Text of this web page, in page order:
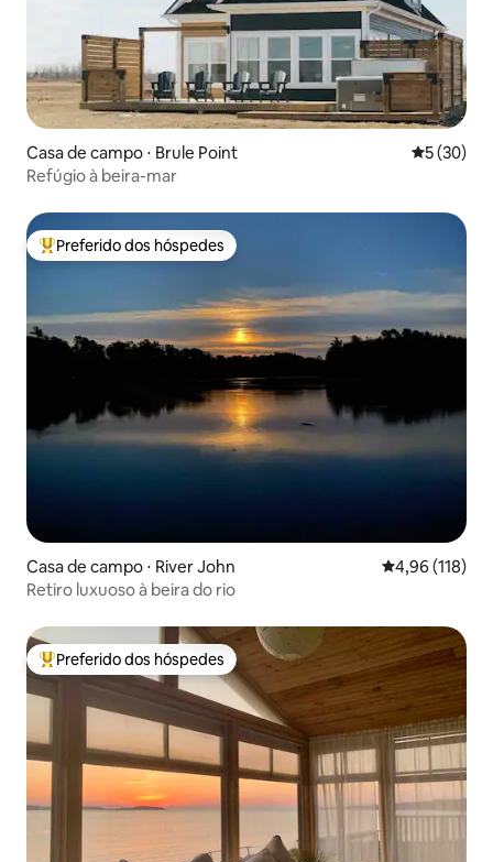
Casa de campo ⋅ Brule Point 5 de uma
5 (30)
Refúgio à beira-mar
Entre os melhores preferidos dos hóspedes
Preferido dos hóspedes
Casa de campo ⋅ River John 4,96 de uma
4,96 (118)
Retiro luxuoso à beira do rio
Entre os melhores preferidos dos hóspedes
Preferido dos hóspedes